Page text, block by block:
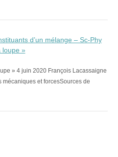
d’un mélange – Sc-Phy
loupe »
» 4 juin 2020 François Lacassaigne
mécaniques et forcesSources de